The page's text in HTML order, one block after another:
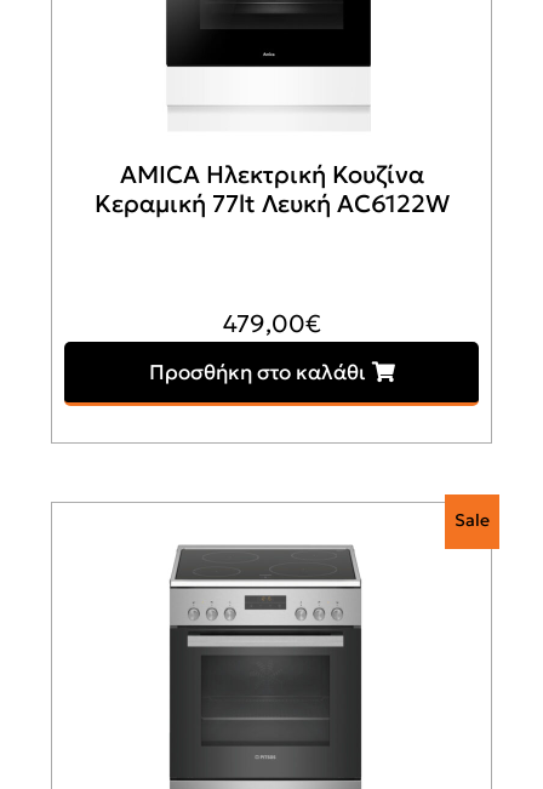
AMICA Ηλεκτρική Κουζίνα
Κεραμική 77lt Λευκή AC6122W
479,00€
Προσθήκη στο καλάθι
Sale